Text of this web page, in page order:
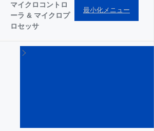
マイクロコントロ
ーラ & マイクロプ
ロセッサ
最小化メニュー